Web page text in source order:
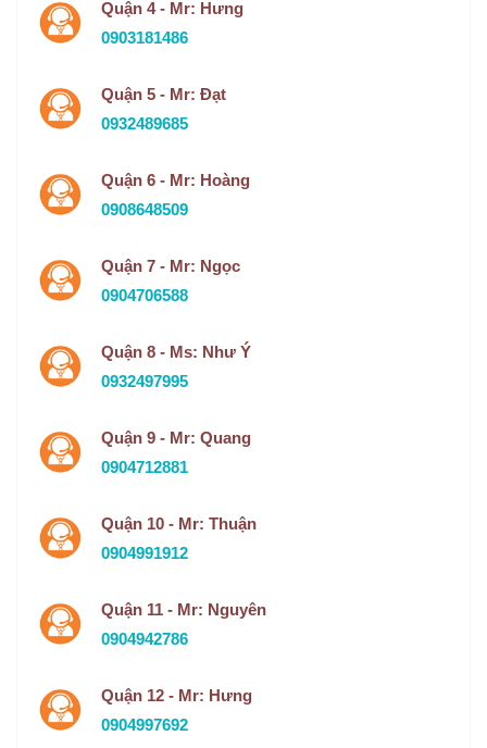
Quận 4 - Mr: Hưng
0903181486
Quận 5 - Mr: Đạt
0932489685
Quận 6 - Mr: Hoàng
0908648509
Quận 7 - Mr: Ngọc
0904706588
Quận 8 - Ms: Như Ý
0932497995
Quận 9 - Mr: Quang
0904712881
Quận 10 - Mr: Thuận
0904991912
Quận 11 - Mr: Nguyên
0904942786
Quận 12 - Mr: Hưng
0904997692